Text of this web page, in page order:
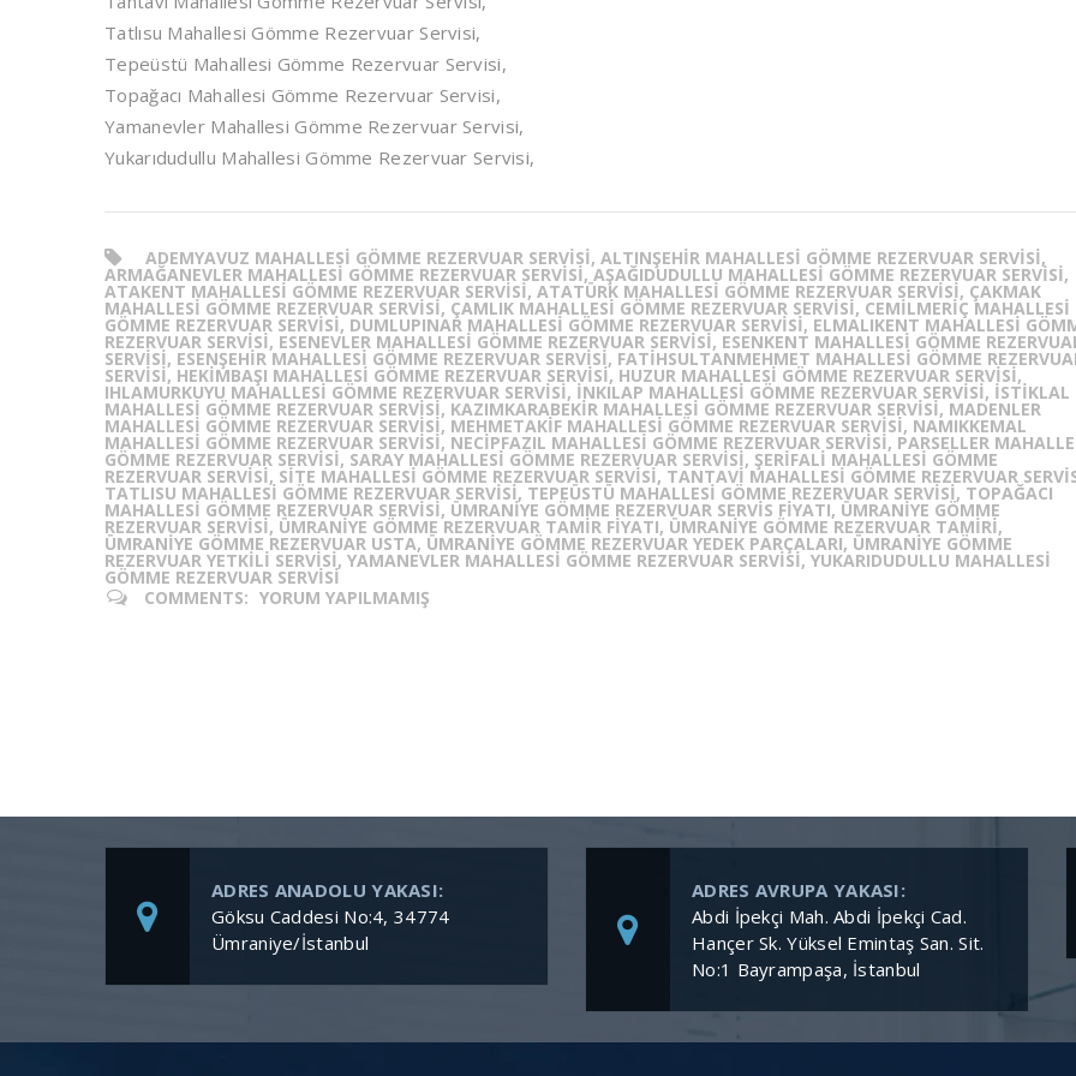
Tatlısu Mahallesi Gömme Rezervuar Servisi,
Tepeüstü Mahallesi Gömme Rezervuar Servisi,
Topağacı Mahallesi Gömme Rezervuar Servisi,
Yamanevler Mahallesi Gömme Rezervuar Servisi,
Yukarıdudullu Mahallesi Gömme Rezervuar Servisi,
ADEMYAVUZ MAHALLESI GÖMME REZERVUAR SERVISI, ALTINŞEHIR MAHALLESI GÖMME REZERVUAR SERVISI,
ARMAĞANEVLER MAHALLESI GÖMME REZERVUAR SERVISI, AŞAĞIDUDULLU MAHALLESI GÖMME REZERVUAR SERVISI,
ATAKENT MAHALLESI GÖMME REZERVUAR SERVISI, ATATÜRK MAHALLESI GÖMME REZERVUAR SERVISI, ÇAKMAK
MAHALLESI GÖMME REZERVUAR SERVISI, ÇAMLIK MAHALLESI GÖMME REZERVUAR SERVISI, CEMILMERIÇ MAHALLESI
GÖMME REZERVUAR SERVISI, DUMLUPINAR MAHALLESI GÖMME REZERVUAR SERVISI, ELMALIKENT MAHALLESI
REZERVUAR SERVISI, ESENEVLER MAHALLESI GÖMME REZERVUAR SERVISI, ESENKENT MAHALLESI GÖMME
SERVISI, ESENŞEHIR MAHALLESI GÖMME REZERVUAR SERVISI, FATIHSULTANMEHMET MAHALLESI GÖMME
SERVISI, HEKIMBAŞI MAHALLESI GÖMME REZERVUAR SERVISI, HUZUR MAHALLESI GÖMME REZERVUAR SERVISI,
IHLAMURKUYU MAHALLESI GÖMME REZERVUAR SERVISI, İNKILAP MAHALLESI GÖMME REZERVUAR SERVISI, İSTIKLAL
MAHALLESI GÖMME REZERVUAR SERVISI, KAZIMKARABEKIR MAHALLESI GÖMME REZERVUAR SERVISI, MADENLER
MAHALLESI GÖMME REZERVUAR SERVISI, MEHMETAKIF MAHALLESI GÖMME REZERVUAR SERVISI, NAMIKKEMAL
MAHALLESI GÖMME REZERVUAR SERVISI, NECIPFAZIL MAHALLESI GÖMME REZERVUAR SERVISI, PARSELLER
GÖMME REZERVUAR SERVISI, SARAY MAHALLESI GÖMME REZERVUAR SERVISI, ŞERIFALI MAHALLESI GÖMME
REZERVUAR SERVISI, SITE MAHALLESI GÖMME REZERVUAR SERVISI, TANTAVI MAHALLESI GÖMME REZERVUAR
TATLISU MAHALLESI GÖMME REZERVUAR SERVISI, TEPEÜSTÜ MAHALLESI GÖMME REZERVUAR SERVISI, TOPAĞACI
MAHALLESI GÖMME REZERVUAR SERVISI, ÜMRANIYE GÖMME REZERVUAR SERVIS FIYATI, ÜMRANIYE GÖMME
REZERVUAR SERVISI, ÜMRANIYE GÖMME REZERVUAR TAMIR FIYATI, ÜMRANIYE GÖMME REZERVUAR TAMIRI,
ÜMRANIYE GÖMME REZERVUAR USTA, ÜMRANIYE GÖMME REZERVUAR YEDEK PARÇALARI, ÜMRANIYE GÖMME
REZERVUAR YETKILI SERVISI, YAMANEVLER MAHALLESI GÖMME REZERVUAR SERVISI, YUKARIDUDULLU MAHALLESI
GÖMME REZERVUAR SERVISI
COMMENTS: YORUM YAPILMAMIŞ
ADRES ANADOLU YAKASI:
Göksu Caddesi No:4, 34774
Ümraniye/İstanbul
ADRES AVRUPA YAKASI:
Abdi İpekçi Mah. Abdi İpekçi Cad.
Hançer Sk. Yüksel Emintaş San. Sit.
No:1 Bayrampaşa, İstanbul